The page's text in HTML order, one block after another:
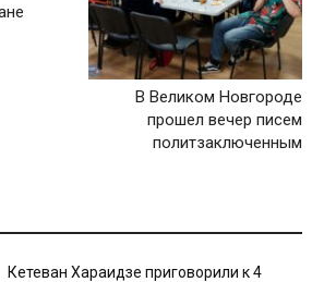
В Великом Новгороде
прошел вечер писем
политзаключенным
Кетеван Хараидзе приговорили к 4